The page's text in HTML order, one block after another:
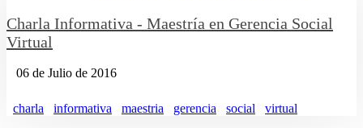
Charla Informativa - Maestría en Gerencia Social
Virtual
06 de Julio de 2016
charla informativa maestria gerencia social virtual